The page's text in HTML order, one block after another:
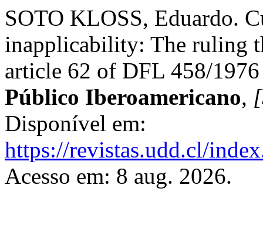
SOTO KLOSS, Eduardo.
inapplicability: The ruling
article 62 of DFL 458/
Público Iberoamericano,
Disponível em:
https://revistas.udd.cl/
Acesso em: 8 aug. 2026.